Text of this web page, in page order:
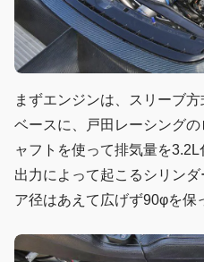
まずエンジンは、スリーブ
ベースに、戸田レーシング
ャフトを使って排気量を
出力によって起こるシリン
ア径はあえて広げず90φを保